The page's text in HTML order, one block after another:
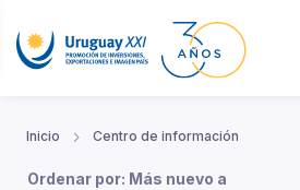
Inicio Centro de información
Ordenar por: Más nuevo a